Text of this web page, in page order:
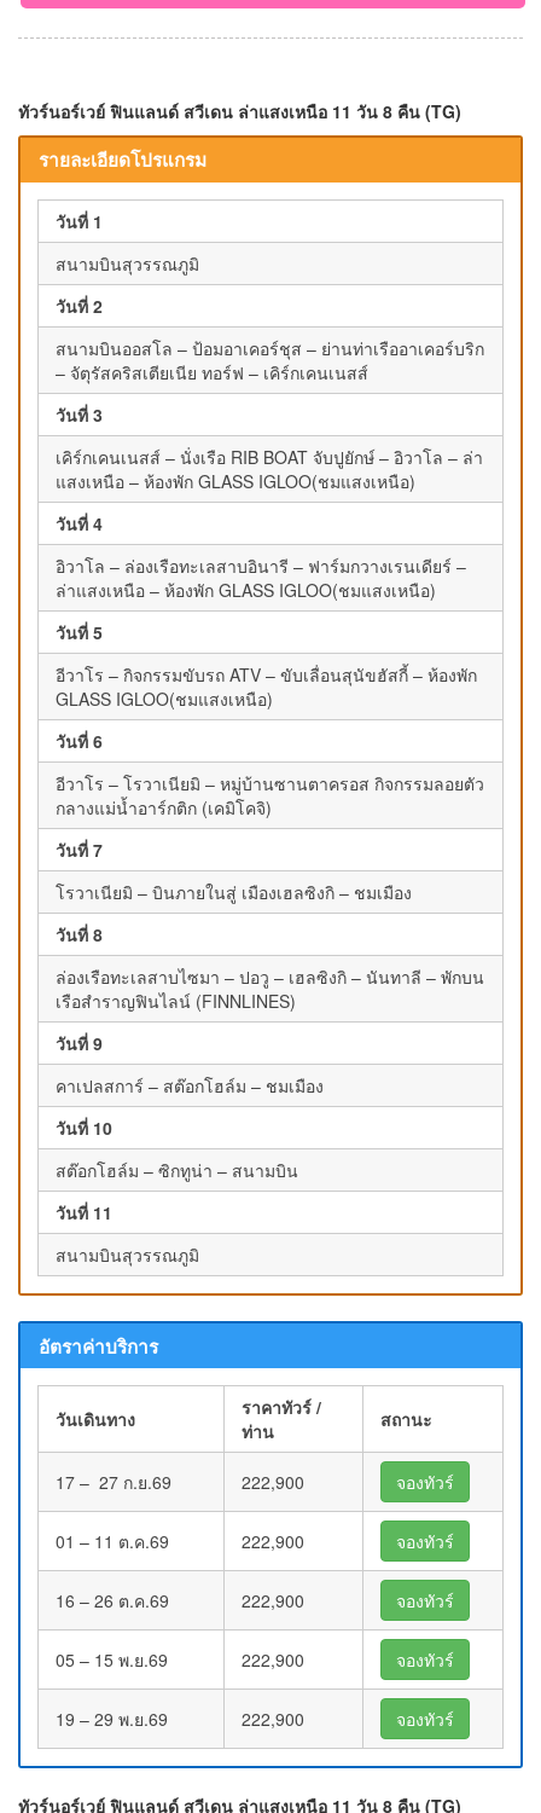
ทัวร์นอร์เวย์ ฟินแลนด์ สวีเดน ล่าแสงเหนือ 11 วัน 8 คืน (TG)
รายละเอียดโปรแกรม
วันที่ 1
สนามบินสุวรรณภูมิ
วันที่ 2
สนามบินออสโล – ป้อมอาเคอร์ชุส – ย่านท่าเรืออาเคอร์บริก
– จัตุรัสคริสเตียเนีย ทอร์ฟ – เคิร์กเคนเนสส์
วันที่ 3
เคิร์กเคนเนสส์ – นั่งเรือ RIB BOAT จับปูยักษ์ – อิวาโล – ล่า
แสงเหนือ – ห้องพัก GLASS IGLOO(ชมแสงเหนือ)
วันที่ 4
อิวาโล – ล่องเรือทะเลสาบอินารี – ฟาร์มกวางเรนเดียร์ –
ล่าแสงเหนือ – ห้องพัก GLASS IGLOO(ชมแสงเหนือ)
วันที่ 5
อีวาโร – กิจกรรมขับรถ ATV – ขับเลื่อนสุนัขฮัสกี้ – ห้องพัก
GLASS IGLOO(ชมแสงเหนือ)
วันที่ 6
อีวาโร – โรวาเนียมิ – หมู่บ้านซานตาครอส กิจกรรมลอยตัว
กลางแม่น้ำอาร์กติก (เคมิโคจิ)
วันที่ 7
โรวาเนียมิ – บินภายในสู่ เมืองเฮลซิงกิ – ชมเมือง
วันที่ 8
ล่องเรือทะเลสาบไซมา – ปอวู – เฮลซิงกิ – นันทาลี – พักบน
เรือสำราญฟินไลน์ (FINNLINES)
วันที่ 9
คาเปลสการ์ – สต๊อกโฮล์ม – ชมเมือง
วันที่ 10
สต๊อกโฮล์ม – ซิกทูน่า – สนามบิน
วันที่ 11
สนามบินสุวรรณภูมิ
อัตราค่าบริการ
วันเดินทาง
ราคาทัวร์ /
ท่าน
สถานะ
17 – 27 ก.ย.69 222,900 จองทัวร์
01 – 11 ต.ค.69 222,900 จองทัวร์
16 – 26 ต.ค.69 222,900 จองทัวร์
05 – 15 พ.ย.69 222,900 จองทัวร์
19 – 29 พ.ย.69 222,900 จองทัวร์
ทัวร์นอร์เวย์ ฟินแลนด์ สวีเดน ล่าแสงเหนือ 11 วัน 8 คืน (TG)